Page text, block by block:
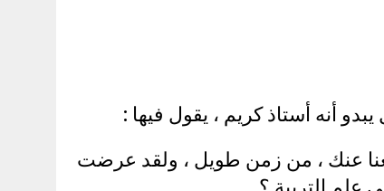
أنه أستاذ كريم ، يقول فيها :
عنك ، من زمن طويل ، ولقد عرضت
علم التربية ؟